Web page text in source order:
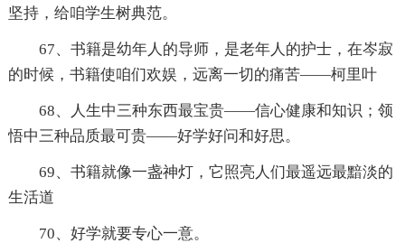
坚持，给咱学生树典范。
67、书籍是幼年人的导师，是老年人的护士，在岑寂
的时候，书籍使咱们欢娱，远离一切的痛苦——柯里叶
68、人生中三种东西最宝贵——信心健康和知识；领
悟中三种品质最可贵——好学好问和好思。
69、书籍就像一盏神灯，它照亮人们最遥远最黯淡的
生活道
70、好学就要专心一意。